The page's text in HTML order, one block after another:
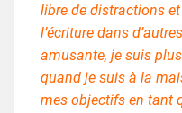
libre de distractions
l’écriture dans
amusante, je suis
quand je suis à la
mes objectifs en tant